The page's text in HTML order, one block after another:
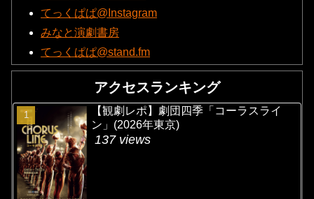
てっくぱぱ@Instagram
みなと演劇書房
てっくぱぱ@stand.fm
アクセスランキング
【観劇レポ】劇団四季「コーラスライ
ン」(2026年東京)
137 views